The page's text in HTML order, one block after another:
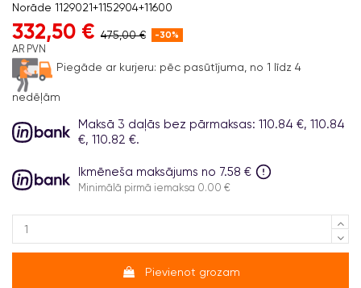
Norāde 1129021+1152904+11600
332,50 € 475,00 € -30%
AR PVN
Piegāde ar kurjeru: pēc pasūtījuma, no 1 līdz 4
nedēļām
Maksā 3 daļās bez pārmaksas: 110.84 €, 110.84
€, 110.82 €.
Ikmēneša maksājums no 7.58 €
Minimālā pirmā iemaksa 0.00 €
Pievienot grozam